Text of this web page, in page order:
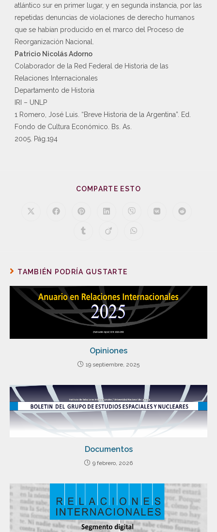
atlántico sur en primer lugar, y en segunda instancia, por las
repetidas denuncias de violaciones de derecho humanos
que se habían producido en el marco del Proceso de
Reorganización Nacional.
Patricio Nicolás Adorno
Colaborador de la Red Federal de Historia de las
Relaciones Internacionales
Departamento de Historia
IRI – UNLP
1 Romero, José Luis. “Breve Historia de la Argentina”. Ed.
Fondo de Cultura Económico. Bs. As.
2005. Pág.194
COMPARTE ESTO
TAMBIÉN PODRÍA GUSTARTE
Opiniones
19 septiembre, 2025
Documentos
9 febrero, 2026